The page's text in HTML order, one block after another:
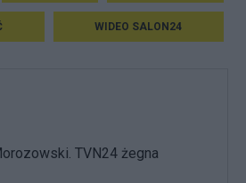
WIDEO SALON24
TVN24 żegna